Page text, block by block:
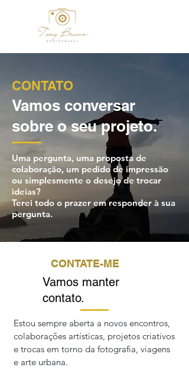
CONTATO
Vamos conversar
sobre o seu projeto.
Uma pergunta, uma proposta de
colaboração, um pedido de impressão
ou simplesmente o desejo de trocar
ideias?
Terei todo o prazer em responder à sua
pergunta.
CONTATE-ME
Vamos manter
contato.
Estou sempre aberta a novos encontros,
colaborações artísticas, projetos criativos
e trocas em torno da fotografia, viagens
e arte urbana.